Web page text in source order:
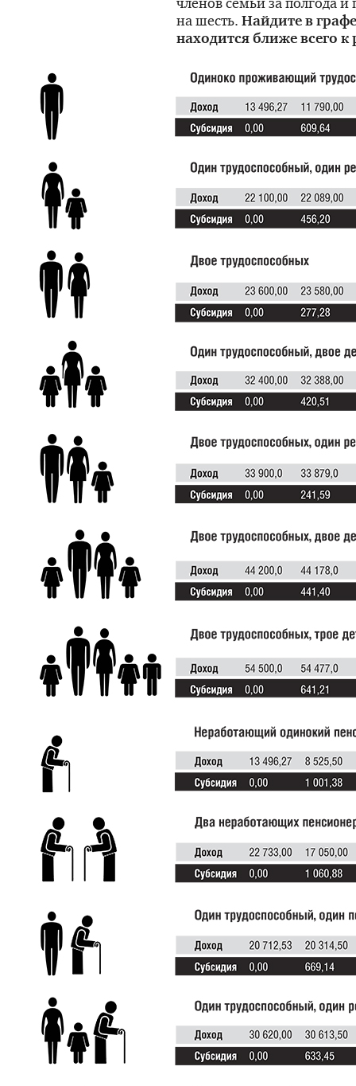
на шесть. Найдите в
находится ближе всего